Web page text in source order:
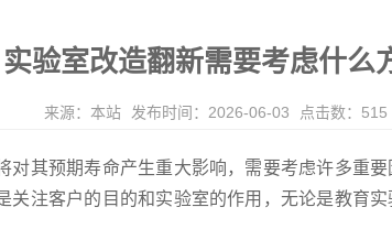
实验室改造翻新需要考虑什么
来源：本站 发布时间：2026-06-03 点击数：515
对其预期寿命产生重大影响，需要考虑许多重
关注客户的目的和实验室的作用，无论是教育